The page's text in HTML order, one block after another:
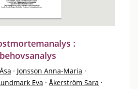
:
· Jonsson Anna-Maria ·
Eva · Åkerström Sara ·